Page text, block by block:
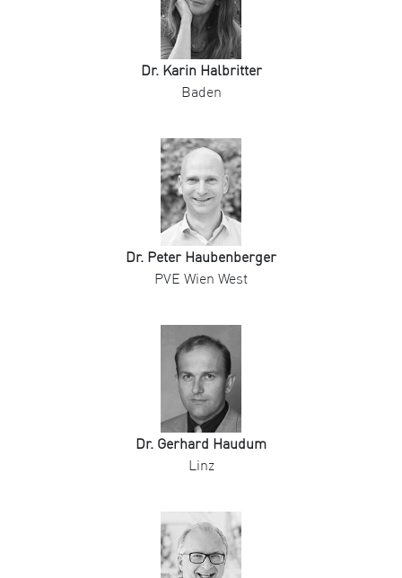
Dr. Karin Halbritter
Baden
Dr. Peter Haubenberger
PVE Wien West
Dr. Gerhard Haudum
Linz